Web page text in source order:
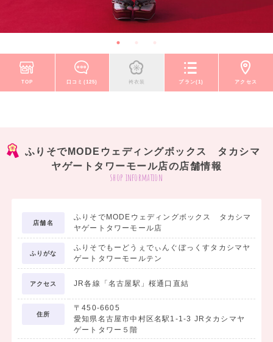
TOP 口コミ(125) 袴衣装 プラン(1) アクセス
ふりそでMODEウェディングボックス タカシマ
ヤゲートタワーモール店の店舗情報
shop information
店舗名
ふりそでMODEウェディングボックス タカシマ
ヤゲートタワーモール店
ふりがな
ふりそでもーどうぇでぃんぐぼっくすタカシマヤ
ゲートタワーモールテン
アクセス JR各線「名古屋駅」桜通口直結
住所
〒450-6605
愛知県名古屋市中村区名駅1-1-3 JRタカシマヤ
ゲートタワー５階